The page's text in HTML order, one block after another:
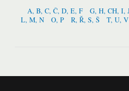
A, B, C, Č, D, E, F
G, H, CH, I,
L, M, N
O, P R, Ř, S, Š T, U, V